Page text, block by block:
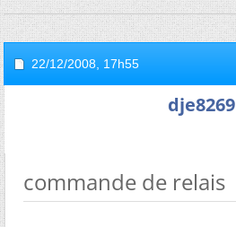
22/12/2008, 17h55
dje8269
commande de relais